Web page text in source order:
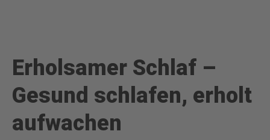
Erholsamer Schlaf –
Gesund schlafen, erholt
aufwachen